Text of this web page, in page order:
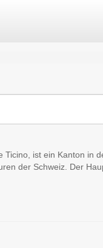
ist ein Kanton in
der Schweiz. Der